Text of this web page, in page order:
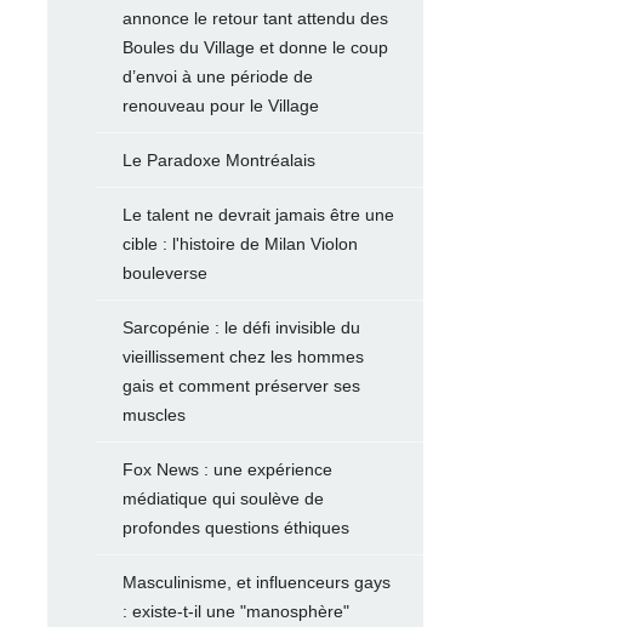
annonce le retour tant attendu des
Boules du Village et donne le coup
d’envoi à une période de
renouveau pour le Village
Le Paradoxe Montréalais
Le talent ne devrait jamais être une
cible : l'histoire de Milan Violon
bouleverse
Sarcopénie : le défi invisible du
vieillissement chez les hommes
gais et comment préserver ses
muscles
Fox News : une expérience
médiatique qui soulève de
profondes questions éthiques
Masculinisme, et influenceurs gays
: existe-t-il une "manosphère"